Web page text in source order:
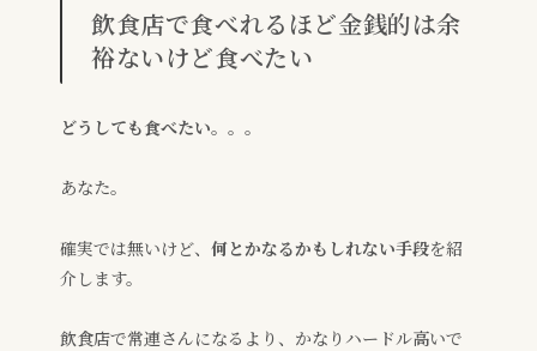
飲食店で食べれるほど金銭的は余
裕ないけど食べたい
どうしても食べたい。。。
あなた。
確実では無いけど、 何とかなるかもしれない手段を紹
介します。
飲食店で常連さんになるより、かなりハードル高いで